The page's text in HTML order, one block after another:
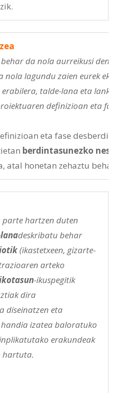
da nola aurreikusi den
lagundu zaien eurek
erabilera, talde-lana eta
definizioan eta
eta fase
berdintasunezko
atal honetan zehaztu
hartzen duten
deskribatu behar
(ikastetxeen, gizarte-
arteko
-ikuspegitik
dira
diseinatzen eta
handia izatea baloratuko
erakundeak
hartuta.